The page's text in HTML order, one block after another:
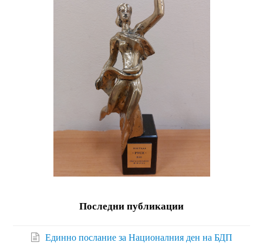
Последни публикации
Единно послание за Националния ден на БДП